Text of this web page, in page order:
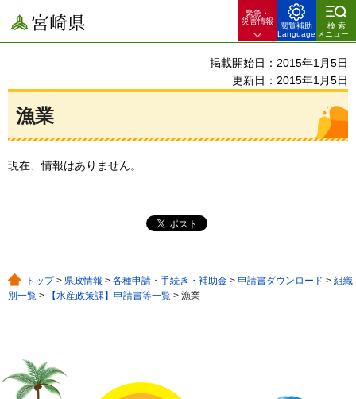
宮崎県
緊急・
災害情報
閲覧補助
Language
検索
メニュー
掲載開始日：2015年1月5日
更新日：2015年1月5日
漁業
現在、情報はありません。
トップ> 県政情報 > 各種申請・手続き・補助金 > 申請書ダウンロード > 組織
別一覧 > 【水産政策課】申請書等一覧 > 漁業